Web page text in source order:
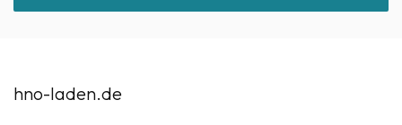
hno-laden.de